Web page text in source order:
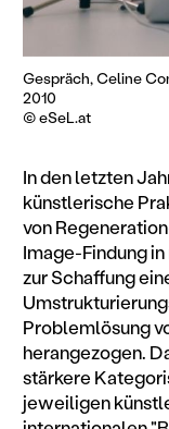
Gespräch, Celine
2010
© eSeL.at
In den letzten
künstlerische
von
Image-Findung
zur Schaffung
Problemlösung
herangezogen.
stärkere
jeweiligen